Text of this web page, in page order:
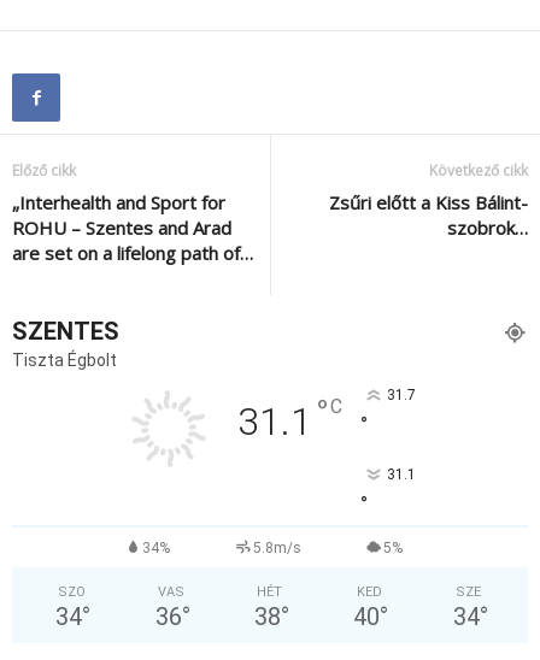
Előző cikk
„Interhealth and Sport for
ROHU – Szentes and Arad
are set on a lifelong path of…
Következő cikk
Zsűri előtt a Kiss Bálint-
szobrok…
SZENTES
Tiszta Égbolt
31.1 °C 31.7
°
31.1
°
34% 5.8m/s 5%
SZO
34°
VAS
36°
HÉT
38°
KED
40°
SZE
34°